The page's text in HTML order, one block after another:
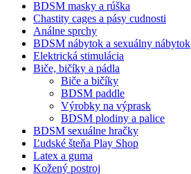
BDSM masky a rúška
Chastity cages a pásy cudnosti
Análne sprchy
BDSM nábytok a sexuálny nábytok
Elektrická stimulácia
Biče, bičíky a pádla
Biče a bičíky
BDSM paddle
Výrobky na výprask
BDSM plodiny a palice
BDSM sexuálne hračky
Ľudské šteňa Play Shop
Latex a guma
Kožený postroj